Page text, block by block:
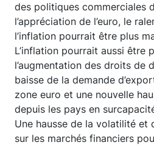
des politiques commerciales
l’appréciation de l’euro, le
l’inflation pourrait être plus
L’inflation pourrait aussi être
l’augmentation des droits de
baisse de la demande
zone euro et une nouvelle
depuis les pays en
Une hausse de la volatilité et
sur les marchés financiers